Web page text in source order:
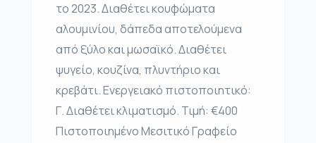
το 2023. Διαθέτει κουφώματα
αλουμινίου, δάπεδα αποτελούμενα
από ξύλο και μωσαϊκό. Διαθέτει
ψυγείο, κουζίνα, πλυντήριο και
κρεβάτι. Ενεργειακό πιστοποιητικό:
Γ. Διαθέτει κλιματισμό. Τιμή: €400
Πιστοποιημένο Μεσιτικό Γραφείο